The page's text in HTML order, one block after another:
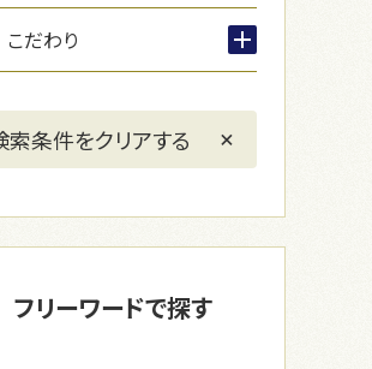
こだわり
フリーワードで探す